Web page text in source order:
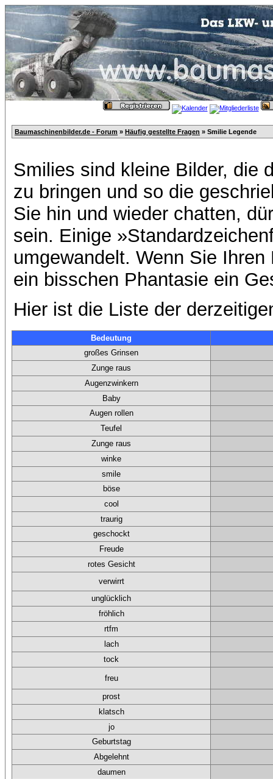
Baumaschinenbilder.de - Forum » Häufig gestellte Fragen » Smilie Legende
Smilies sind kleine Bilder, die
zu bringen und so die
Sie hin und wieder chatten,
sein. Einige
umgewandelt. Wenn Sie
ein bisschen Phantasie ein
Hier ist die Liste der
Bedeutung
großes Grinsen
Zunge raus
Augenzwinkern
Baby
Augen rollen
Teufel
Zunge raus
winke
smile
böse
cool
traurig
geschockt
Freude
rotes Gesicht
verwirrt
unglücklich
fröhlich
rtfm
lach
tock
freu
prost
klatsch
jo
Geburtstag
Abgelehnt
daumen